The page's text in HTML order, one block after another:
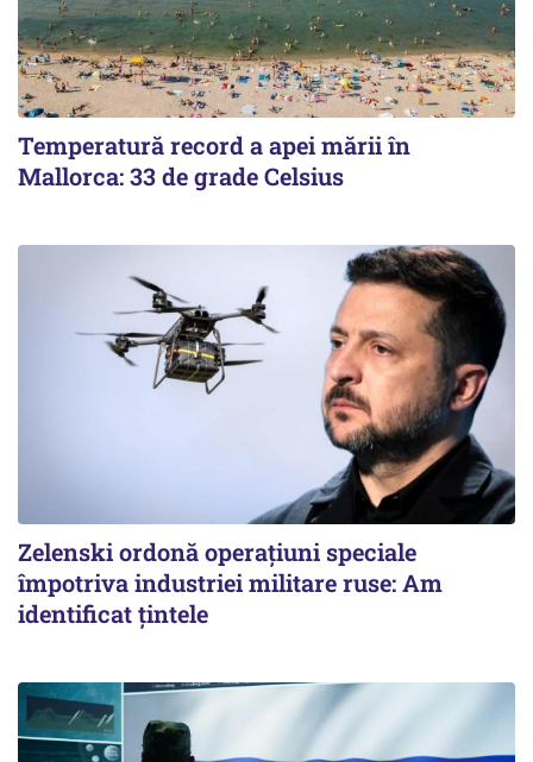
Temperatură record a apei mării în
Mallorca: 33 de grade Celsius
Zelenski ordonă operațiuni speciale
împotriva industriei militare ruse: Am
identificat țintele